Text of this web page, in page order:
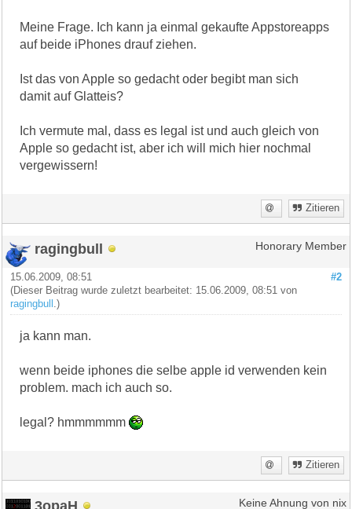
Meine Frage. Ich kann ja einmal gekaufte Appstoreapps
auf beide iPhones drauf ziehen.
Ist das von Apple so gedacht oder begibt man sich
damit auf Glatteis?
Ich vermute mal, dass es legal ist und auch gleich von
Apple so gedacht ist, aber ich will mich hier nochmal
vergewissern!
Zitieren
ragingbull Honorary Member
#2
15.06.2009, 08:51
(Dieser Beitrag wurde zuletzt bearbeitet: 15.06.2009, 08:51 von
ragingbull
.)
ja kann man.
wenn beide iphones die selbe apple id verwenden kein
problem. mach ich auch so.
legal? hmmmmmm
Zitieren
3opaH Keine Ahnung von nix